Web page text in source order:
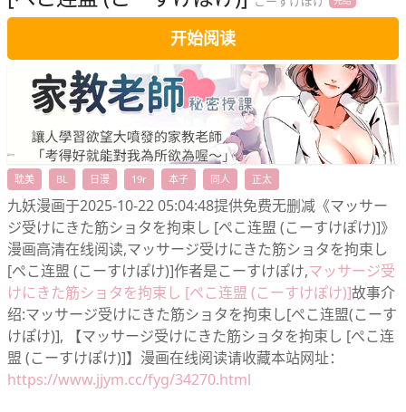
开始阅读
耽美 BL 日漫 19r 本子 同人 正太
九妖漫画于2025-10-22 05:04:48提供免费无删减《マッサー
ジ受けにきた筋ショタを拘束し [ぺこ连盟 (こーすけぽけ)]》
漫画高清在线阅读,マッサージ受けにきた筋ショタを拘束し
[ぺこ连盟 (こーすけぽけ)]作者是こーすけぽけ,マッサージ受
けにきた筋ショタを拘束し [ぺこ连盟 (こーすけぽけ)]故事介
绍:マッサージ受けにきた筋ショタを拘束し[ぺこ连盟(こーす
けぽけ)], 【マッサージ受けにきた筋ショタを拘束し [ぺこ连
盟 (こーすけぽけ)]】漫画在线阅读请收藏本站网址：
https://www.jjym.cc/fyg/34270.html